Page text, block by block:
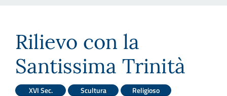
Rilievo con la
Santissima Trinità
XVI Sec. Scultura Religioso